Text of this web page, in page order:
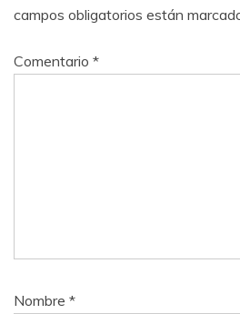
campos obligatorios están
Comentario *
Nombre *